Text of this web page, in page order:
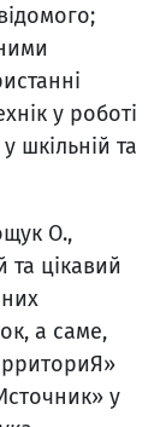
у роботі
шкільній та
О.,
та цікавий
а саме,
у